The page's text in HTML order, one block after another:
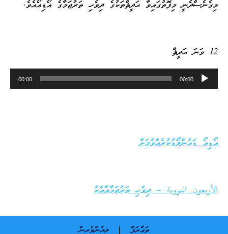
މިގެނެސްދެނީ މިފޮތުގައިވާ ޙަދީޘްތަކުގެ ދިވެހި ތަރުޖަމާގެ އޯޑިއޯއެވެ.
12 ވަނަ ޙަދީޘް
Audio
Player
00:00
00:00
އޯޑިއޯ ޑައުންލޯޑުކުރެއްވުމަށް
الأربعون النووية – ދިވެހި ތަރުޖަމާއާއެކު
ތަޢާރަފް ލިޔުންތެރިން